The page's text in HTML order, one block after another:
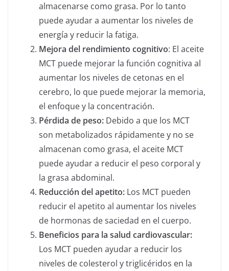
almacenarse como grasa. Por lo tanto
puede ayudar a aumentar los niveles de
energía y reducir la fatiga.
Mejora del rendimiento cognitivo: El aceite
MCT puede mejorar la función cognitiva al
aumentar los niveles de cetonas en el
cerebro, lo que puede mejorar la memoria,
el enfoque y la concentración.
Pérdida de peso: Debido a que los MCT
son metabolizados rápidamente y no se
almacenan como grasa, el aceite MCT
puede ayudar a reducir el peso corporal y
la grasa abdominal.
Reducción del apetito: Los MCT pueden
reducir el apetito al aumentar los niveles
de hormonas de saciedad en el cuerpo.
Beneficios para la salud cardiovascular:
Los MCT pueden ayudar a reducir los
niveles de colesterol y triglicéridos en la